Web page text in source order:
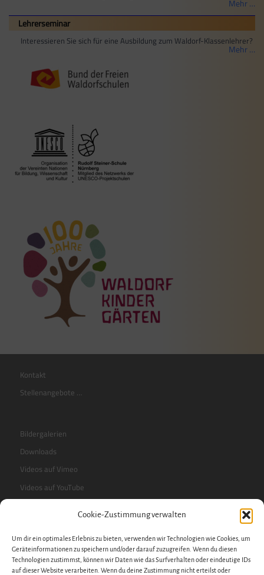
Cookie-Zustimmung verwalten
Um dir ein optimales Erlebnis zu bieten, verwenden wir Technologien wie Cookies, um
Geräteinformationen zu speichern und/oder darauf zuzugreifen. Wenn du diesen
Technologien zustimmst, können wir Daten wie das Surfverhalten oder eindeutige IDs
auf dieser Website verarbeiten. Wenn du deine Zustimmung nicht erteilst oder
Mehr …
Lehrerseminar
Interessieren Sie sich für eine Ausbildung zum Waldorf-Klassenlehrer?
Mehr …
Kontakt
Stellenangebote …
Bildergalerien
Downloads
Videos auf Vimeo
Videos auf YouTube
Sidebar